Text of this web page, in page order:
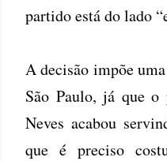
partido está do lado
A decisão impõe
São Paulo, já que
Neves acabou
que é preciso